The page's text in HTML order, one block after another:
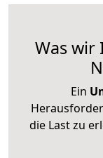
Was
Ein
die Last zu